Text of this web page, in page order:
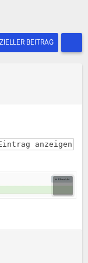
BEITRAG
anzeigen